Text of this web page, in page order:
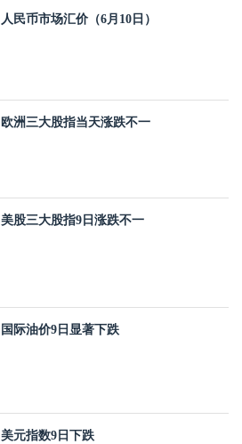
人民币市场汇价（6月10日）
欧洲三大股指当天涨跌不一
美股三大股指9日涨跌不一
国际油价9日显著下跌
美元指数9日下跌